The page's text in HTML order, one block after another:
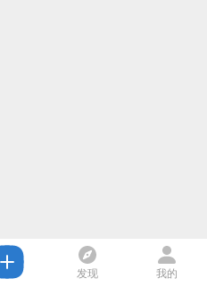
发现 我的